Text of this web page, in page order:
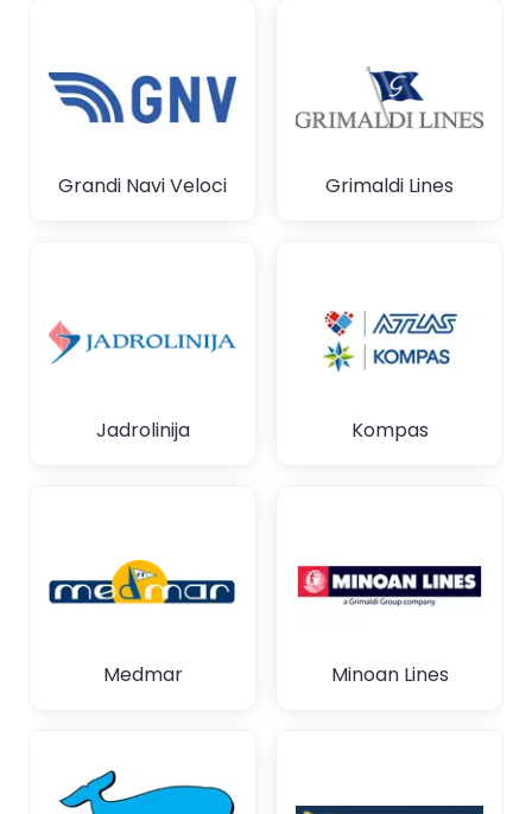
Grandi Navi Veloci Grimaldi Lines
Jadrolinija Kompas
Medmar Minoan Lines